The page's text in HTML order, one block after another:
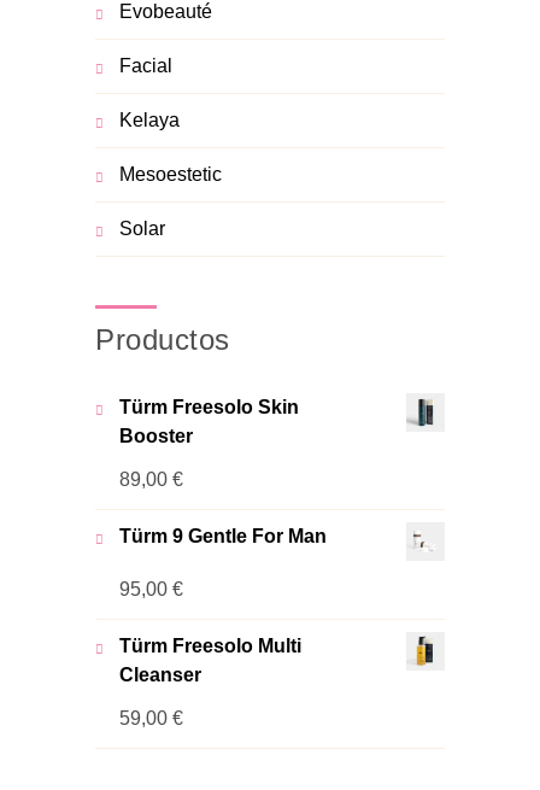
Evobeauté
Facial
Kelaya
Mesoestetic
Solar
Productos
Türm Freesolo Skin
Booster
89,00 €
Türm 9 Gentle For Man
95,00 €
Türm Freesolo Multi
Cleanser
59,00 €